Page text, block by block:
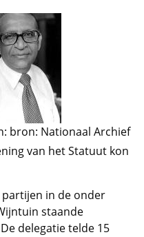
bron: Nationaal Archief
van het Statuut kon
in de onder
staande
delegatie telde 15